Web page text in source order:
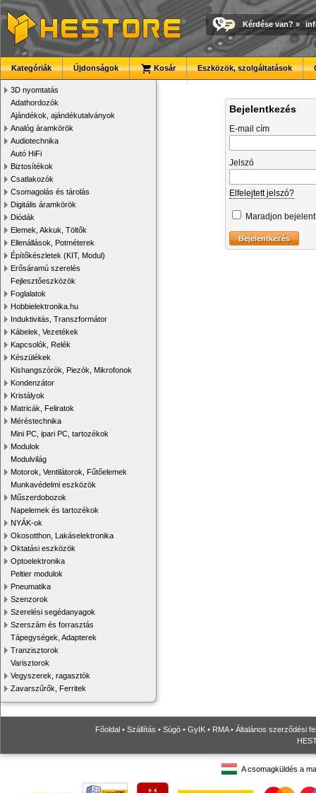
Kérdése van? »
Kategóriák Újdonságok Kosár Eszközök, szolgáltatások
3D nyomtatás
Adathordozók
Ajándékok, ajándékutalványok
Analóg áramkörök
Audiotechnika
Autó HiFi
Biztosítékok
Csatlakozók
Csomagolás és tárolás
Digitális áramkörök
Diódák
Elemek, Akkuk, Töltők
Ellenállások, Potméterek
Építőkészletek (KIT, Modul)
Erősáramú szerelés
Fejlesztőeszközök
Foglalatok
Hobbielektronika.hu
Induktivitás, Transzformátor
Kábelek, Vezetékek
Kapcsolók, Relék
Készülékek
Kishangszórók, Piezók, Mikrofonok
Kondenzátor
Kristályok
Matricák, Feliratok
Méréstechnika
Mini PC, ipari PC, tartozékok
Modulok
Modulvilág
Motorok, Ventilátorok, Fűtőelemek
Munkavédelmi eszközök
Műszerdobozok
Napelemek és tartozékok
NYÁK-ok
Okosotthon, Lakáselektronika
Oktatási eszközök
Optoelektronika
Peltier modulok
Pneumatika
Szenzorok
Szerelési segédanyagok
Szerszám és forrasztás
Tápegységek, Adapterek
Tranzisztorok
Varisztorok
Vegyszerek, ragasztók
Zavarszűrők, Ferritek
Bejelentkezés
E-mail cím
Jelszó
Elfelejtett jelszó?
Maradjon
Főoldal • Szállítás • Súgó • GyIK • RMA• Általános szerződési
A csomagküldés a